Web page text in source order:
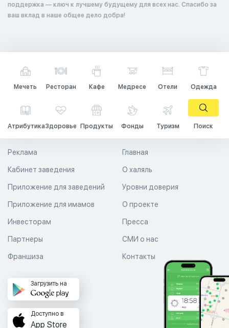
поддержка — ключ к лучшему будущему для всех нас. Спасибо за
ваш вклад в наше общее дело добра!
Мечеть Ресторан Кафе Медресе Отели Одежда
АтрибутикаЗдоровье Продукты Фонды Туризм Поиск
Главная
О халяль
Уровни доверия
Реклама
Кабинет заведения
Приложение для заведений
Приложение для имамов О проекте
Пресса
СМИ о нас
Контакты
Инвесторам
Партнеры
Франшиза
Загрузить на
Доступно в
App Store